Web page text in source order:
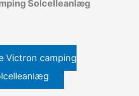
Solcelleanlæg
Victron camping